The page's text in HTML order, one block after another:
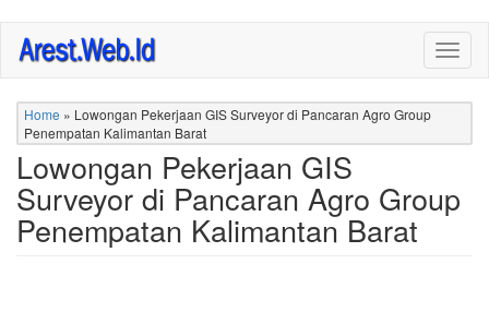
Skip
main
content
Home » Lowongan Pekerjaan GIS Surveyor di Pancaran Agro Group
Penempatan Kalimantan Barat
Lowongan Pekerjaan GIS
Surveyor di Pancaran Agro Group
Penempatan Kalimantan Barat